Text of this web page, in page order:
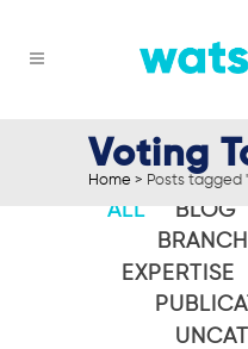
Voting
Home > Posts tagged
ALL BLOG
EXPERTISE